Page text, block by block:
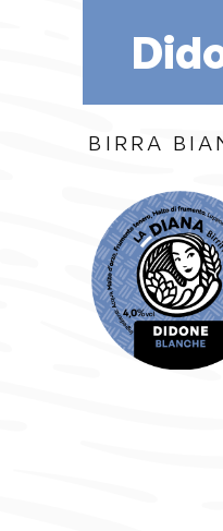
BIRRA